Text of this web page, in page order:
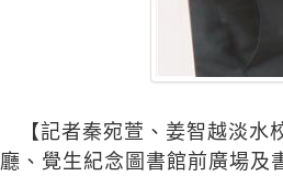
【記者秦宛萱、姜智越淡
廳、覺生紀念圖書館前廣場及